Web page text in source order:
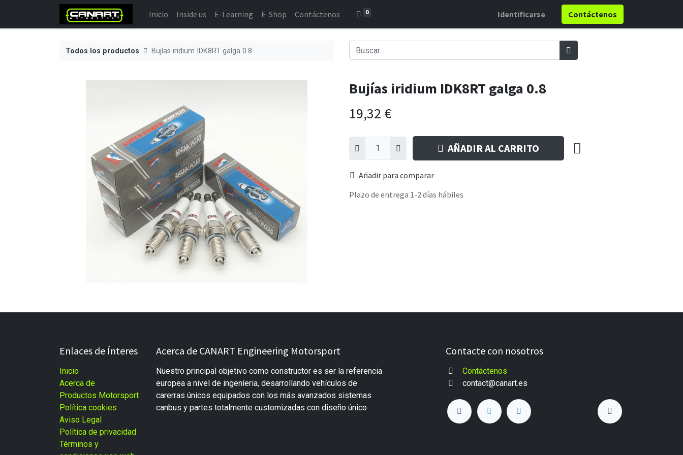
Inicio Inside us E-Learning E-Shop Contáctenos 0 Identificarse Contáctenos
Todos los productos Bujías iridium IDK8RT galga 0.8
Bujías iridium IDK8RT galga 0.8
19,32 €
AÑADIR AL CARRITO
Añadir para comparar
Plazo de entrega 1-2 días hábiles
Enlaces de Ínteres
Inicio
Acerca de
Productos Motorsport
Política cookies
Aviso Legal
Política de privacidad
Términos y
Acerca de CANART Engineering Motorsport
Nuestro principal objetivo como constructor es ser la referencia
europea a nivel de ingeníeria, desarrollando vehículos de
carerras únicos equipados con los más avanzados sistemas
canbus y partes totalmente customizadas con diseño único
Contacte con nosotros
Contáctenos
contact@canart.es